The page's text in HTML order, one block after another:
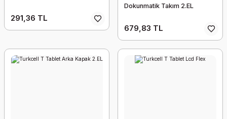
291,36 TL
Dokunmatik Takım 2.EL
679,83 TL